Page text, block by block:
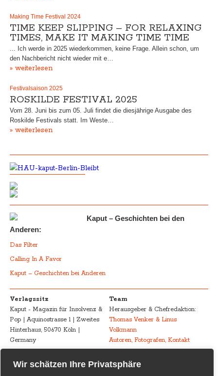
Wir schätzen Ihre Privatsphäre
Making Time Festival 2024
TIME KEEP SLIPPING – FOR RELAXING
TIMES, MAKE IT MAKING TIME TIME
... Ich werde in 2025 wiederkommen, keine Frage. Allein schon, um
den Nachbericht nicht wieder mit e…
» weiterlesen
Festivalsaison 2025
ROSKILDE FESTIVAL 2025
Vom 28. Juni bis zum 05. Juli findet die diesjährige Ausgabe des
Roskilde Festivals statt. Im Weste…
» weiterlesen
Kaput – Geschichten bei den
Anderen:
Das Filter
Calling In A Favor
Kaput – Geschichten bei Anderen
Verlagssitz
Kaput - Magazin für Insolvenz &
Pop | Aquinostrasse 1 | Zweites
Hinterhaus, 50670 Köln |
Germany
Team
Herausgeber & Chefredaktion:
Thomas Venker & Linus
Volkmann
Autoren, Fotografen, Kontakt
Advertising
Impressum – Legal